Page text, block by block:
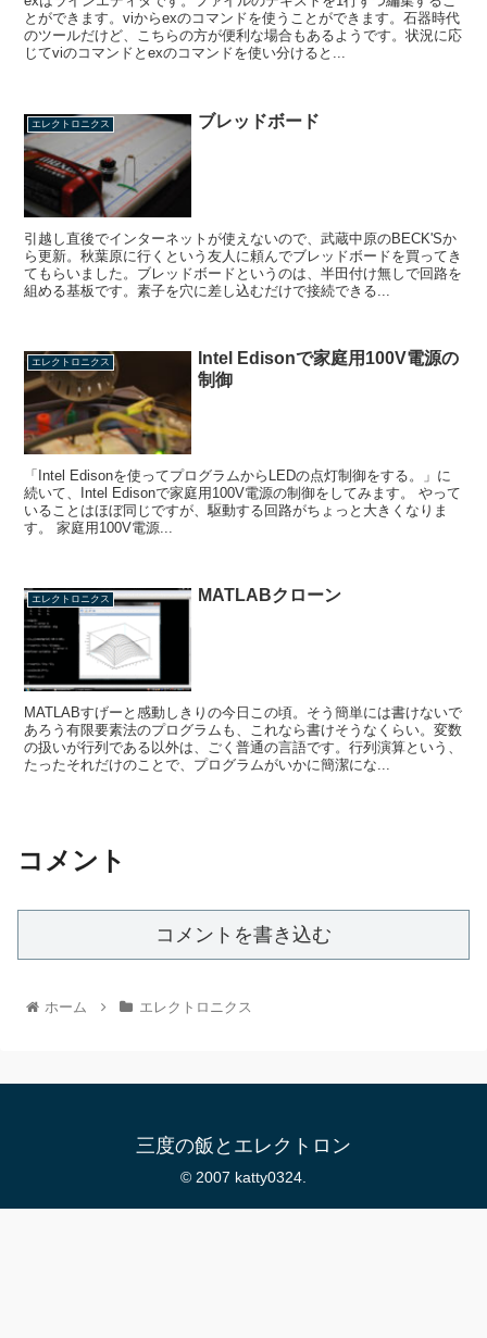
とができます。viからexのコマンドを使うことができます。石器時代
のツールだけど、こちらの方が便利な場合もあるようです。状況に応
じてviのコマンドとexのコマンドを使い分けると...
エレクトロニクス ブレッドボード
引越し直後でインターネットが使えないので、武蔵中原のBECK'Sか
ら更新。秋葉原に行くという友人に頼んでブレッドボードを買ってき
てもらいました。ブレッドボードというのは、半田付け無しで回路を
組める基板です。素子を穴に差し込むだけで接続できる...
エレクトロニクス
Intel Edisonで家庭用100V電源の
制御
「Intel Edisonを使ってプログラムからLEDの点灯制御をする。」に
続いて、Intel Edisonで家庭用100V電源の制御をしてみます。 やって
いることはほぼ同じですが、駆動する回路がちょっと大きくなりま
す。 家庭用100V電源...
エレクトロニクス MATLABクローン
MATLABすげーと感動しきりの今日この頃。そう簡単には書けないで
あろう有限要素法のプログラムも、これなら書けそうなくらい。変数
の扱いが行列である以外は、ごく普通の言語です。行列演算という、
たったそれだけのことで、プログラムがいかに簡潔にな...
コメント
コメントを書き込む
ホーム エレクトロニクス
三度の飯とエレクトロン
© 2007 katty0324.